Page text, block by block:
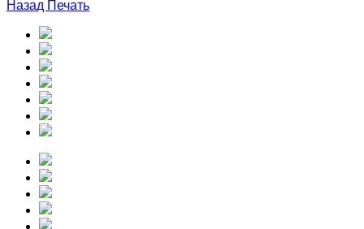
Назад Печать